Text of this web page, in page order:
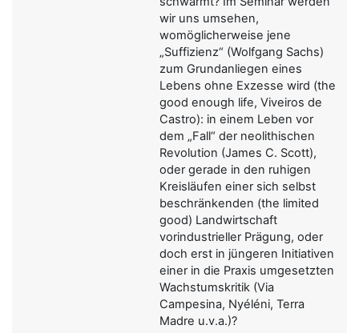
wir uns umsehen,
womöglicherweise jene
„Suffizienz“ (Wolfgang Sachs)
zum Grundanliegen eines
Lebens ohne Exzesse wird (the
good enough life, Viveiros de
Castro): in einem Leben vor
dem „Fall“ der neolithischen
Revolution (James C. Scott),
oder gerade in den ruhigen
Kreisläufen einer sich selbst
beschränkenden (the limited
good) Landwirtschaft
vorindustrieller Prägung, oder
doch erst in jüngeren Initiativen
einer in die Praxis umgesetzten
Wachstumskritik (Via
Campesina, Nyéléni, Terra
Madre u.v.a.)?